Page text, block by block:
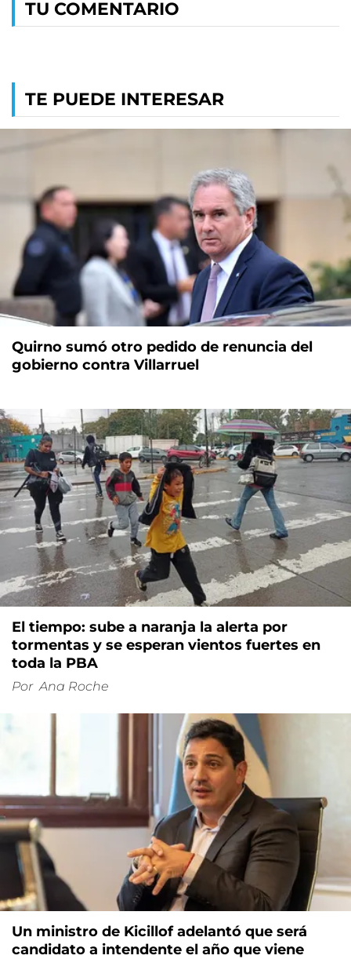
TU COMENTARIO
TE PUEDE INTERESAR
Quirno sumó otro pedido de renuncia del
gobierno contra Villarruel
El tiempo: sube a naranja la alerta por
tormentas y se esperan vientos fuertes en
toda la PBA
Por Ana Roche
Un ministro de Kicillof adelantó que será
candidato a intendente el año que viene